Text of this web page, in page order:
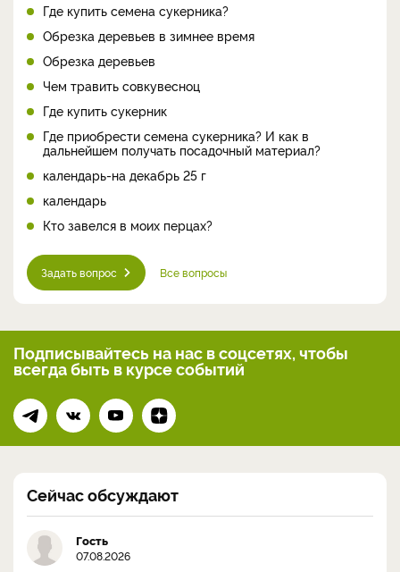
Где купить семена сукерника?
Обрезка деревьев в зимнее время
Обрезка деревьев
Чем травить совкувесноц
Где купить сукерник
Где приобрести семена сукерника? И как в
дальнейшем получать посадочный материал?
календарь-на декабрь 25 г
календарь
Кто завелся в моих перцах?
Задать вопрос Все вопросы
Подписывайтесь на нас в соцсетях, чтобы
всегдабыть в курсе событий
Сейчас обсуждают
Гость
07.08.2026